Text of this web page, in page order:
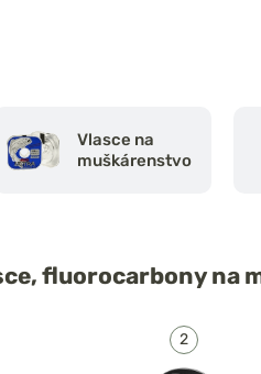
Vlasce na
muškárenstvo
fluorocarbony na